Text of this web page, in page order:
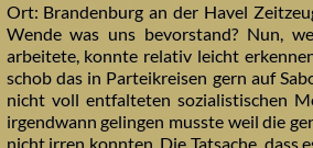
Ort: Brandenburg an der Havel
Wende was uns bevorstand? Nun,
arbeitete, konnte relativ leicht
schob das in Parteikreisen gern auf
nicht voll entfalteten sozialistischen
irgendwann gelingen musste weil die
nicht irren konnten. Die Tatsache,